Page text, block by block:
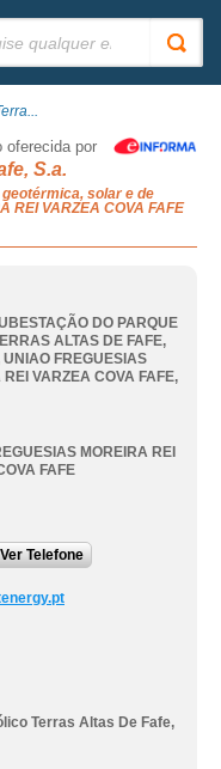
oferecida por
S.a.
solar e de
REI VARZEA COVA FAFE
DO PARQUE
ALTAS DE FAFE,
UNIAO FREGUESIAS
REI VARZEA COVA FAFE,
MOREIRA REI
FAFE
Ver Telefone
Terras Altas De Fafe,